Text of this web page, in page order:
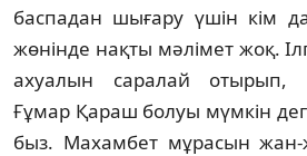
баспадан шығару үшін кім
жөнінде нақты мә­лі­мет жоқ.
ахуалын са­ра­лай отырып,
Ғұмар Қа­раш болуы мүмкін
быз. Махамбет мұрасын жан-